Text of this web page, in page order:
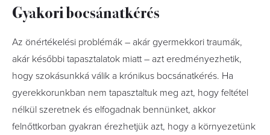
Gyakori bocsánatkérés
Az önértékelési problémák – akár gyermekkori traumák,
akár későbbi tapasztalatok miatt – azt eredményezhetik,
hogy szokásunkká válik a krónikus bocsánatkérés. Ha
gyerekkorunkban nem tapasztaltuk meg azt, hogy feltétel
nélkül szeretnek és elfogadnak bennünket, akkor
felnőttkorban gyakran érezhetjük azt, hogy a környezetünk